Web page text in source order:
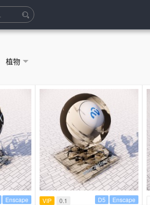
植物
Enscape VIP 0.1 Enscape
D5